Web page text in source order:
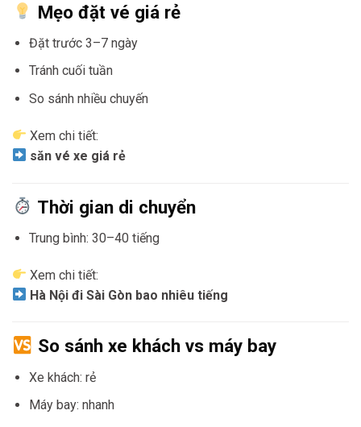
Mẹo đặt vé giá rẻ
Đặt trước 3–7 ngày
Tránh cuối tuần
So sánh nhiều chuyến
Xem chi tiết:
săn vé xe giá rẻ
Thời gian di chuyển
Trung bình: 30–40 tiếng
Xem chi tiết:
Hà Nội đi Sài Gòn bao nhiêu tiếng
So sánh xe khách vs máy bay
Xe khách: rẻ
Máy bay: nhanh